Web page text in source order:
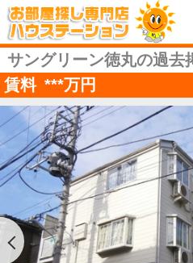
サングリーン徳丸の過去
賃料 ***万円